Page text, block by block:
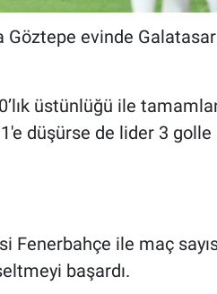
Göztepe evinde
üstünlüğü ile
düşürse de lider 3 golle
Fenerbahçe ile maç
başardı.